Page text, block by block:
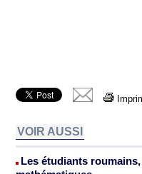
VOIR AUSSI
Les étudiants